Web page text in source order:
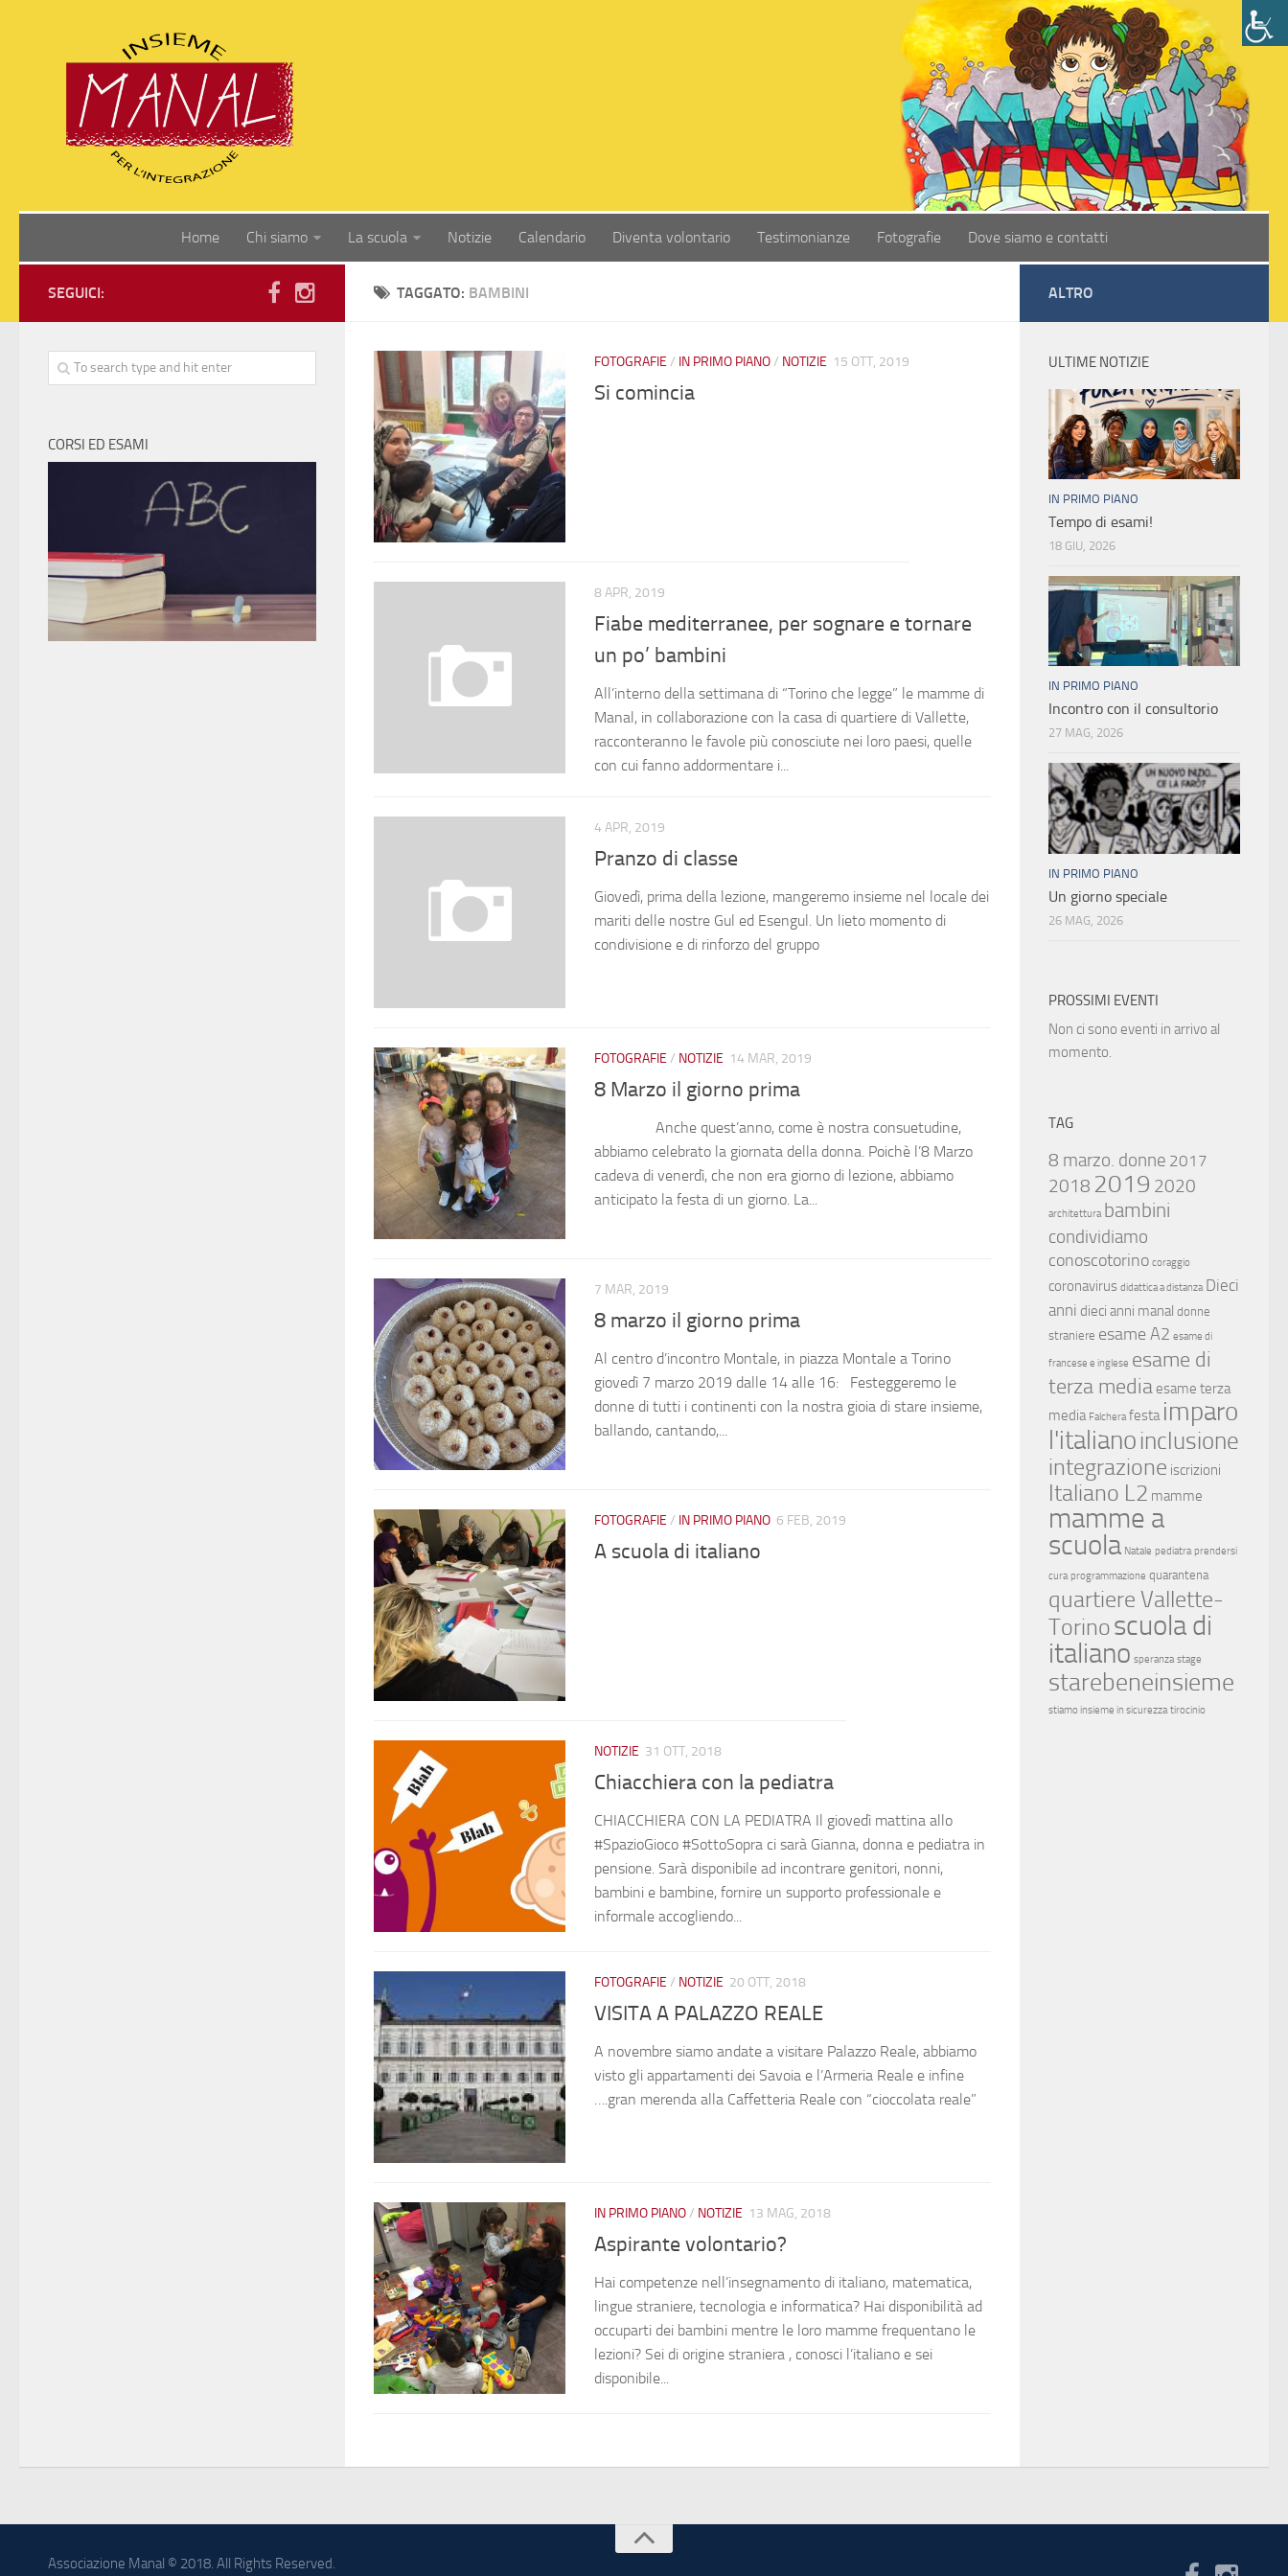
Home Chi siamo La scuola Notizie Calendario Diventa volontario Testimonianze Fotografie Dove siamo e contatti
TAGGATO: BAMBINI
FOTOGRAFIE / IN PRIMO PIANO/ NOTIZIE 15 OTT, 2019
Si comincia
8 APR, 2019
Fiabe mediterranee, per sognare e tornare
un po’ bambini
All’interno della settimana di “Torino che legge” le mamme di
Manal, in collaborazione con la casa di quartiere di Vallette,
racconteranno le favole più conosciute nei loro paesi, quelle
con cui fanno addormentare i...
4 APR, 2019
Pranzo di classe
Giovedì, prima della lezione, mangeremo insieme nel locale dei
mariti delle nostre Gul ed Esengul. Un lieto momento di
condivisione e di rinforzo del gruppo
FOTOGRAFIE / NOTIZIE 14 MAR, 2019
8 Marzo il giorno prima
Anche quest’anno, come è nostra consuetudine,
abbiamo celebrato la giornata della donna. Poichè l’8 Marzo
cadeva di venerdì, che non era giorno di lezione, abbiamo
anticipato la festa di un giorno. La...
7 MAR, 2019
8 marzo il giorno prima
Al centro d’incontro Montale, in piazza Montale a Torino
giovedì 7 marzo 2019 dalle 14 alle 16: Festeggeremo le
donne di tutti i continenti con la nostra gioia di stare insieme,
ballando, cantando,...
FOTOGRAFIE / IN PRIMO PIANO 6 FEB, 2019
A scuola di italiano
NOTIZIE 31 OTT, 2018
Chiacchiera con la pediatra
CHIACCHIERA CON LA PEDIATRA Il giovedì mattina allo
#SpazioGioco #SottoSopra ci sarà Gianna, donna e pediatra in
pensione. Sarà disponibile ad incontrare genitori, nonni,
bambini e bambine, fornire un supporto professionale e
informale accogliendo...
FOTOGRAFIE / NOTIZIE 20 OTT, 2018
VISITA A PALAZZO REALE
A novembre siamo andate a visitare Palazzo Reale, abbiamo
visto gli appartamenti dei Savoia e l’Armeria Reale e infine
….gran merenda alla Caffetteria Reale con “cioccolata reale”
IN PRIMO PIANO/ NOTIZIE 13 MAG, 2018
Aspirante volontario?
Hai competenze nell’insegnamento di italiano, matematica,
lingue straniere, tecnologia e informatica? Hai disponibilità ad
occuparti dei bambini mentre le loro mamme frequentano le
lezioni? Sei di origine straniera , conosci l’italiano e sei
disponibile...
SEGUICI:
CORSI ED ESAMI
ALTRO
ULTIME NOTIZIE
IN PRIMO PIANO
Tempo di esami!
18 GIU, 2026
IN PRIMO PIANO
Incontro con il consultorio
27 MAG, 2026
IN PRIMO PIANO
Un giorno speciale
26 MAG, 2026
PROSSIMI EVENTI
Non ci sono eventi in arrivo al
momento.
TAG
8 marzo. donne 2017
2018 2019 2020
architettura bambini
condividiamo
conoscotorino coraggio
coronavirus didattica a distanza Dieci
anni dieci anni manal donne
straniere esame A2 esame di
francese e inglese esame di
terza media esame terza
media Falchera festa imparo
l'italiano inclusione
integrazione iscrizioni
Italiano L2 mamme
mamme a
scuola Natale pediatra prendersi
cura programmazione quarantena
quartiere Vallette-
Torinoscuola di
italiano speranza stage
starebeneinsieme
stiamo insieme in sicurezza tirocinio
Associazione Manal © 2018. All Rights Reserved.